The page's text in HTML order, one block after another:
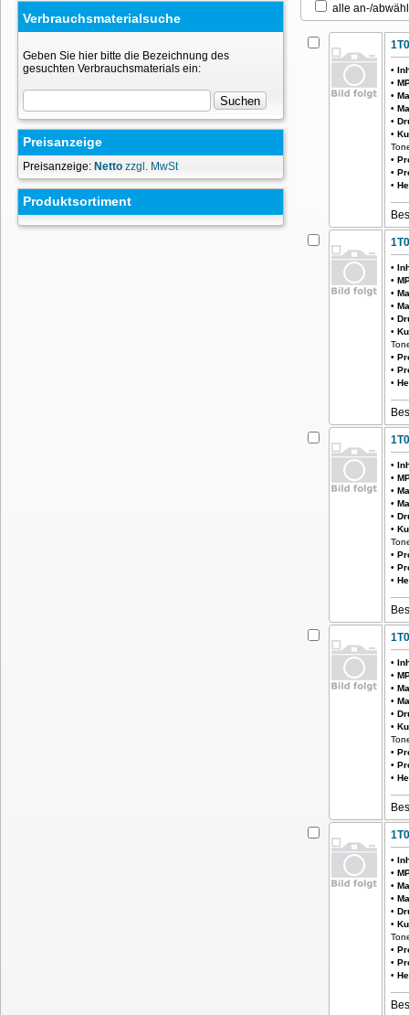
Verbrauchsmaterialsuche
Geben Sie hier bitte die Bezeichnung des
gesuchten Verbrauchsmaterials ein:
Preisanzeige
Preisanzeige: Netto zzgl. MwSt
Produktsortiment
alle an-/
•
•
•
•
•
•
•
•
•
•
•
•
•
•
•
•
•
•
•
•
•
•
•
•
•
•
•
•
•
•
•
•
•
•
•
•
•
•
•
•
•
•
•
•
•